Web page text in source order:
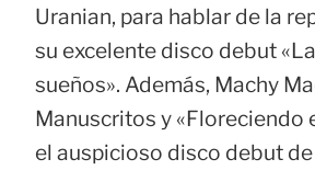
Uranian, para hablar de la
su excelente disco debut
sueños». Además, Machy
Manuscritos y «Floreciendo
el auspicioso disco debut de